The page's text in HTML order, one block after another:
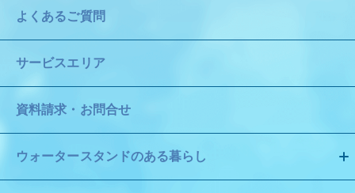
よくあるご質問
サービスエリア
資料請求・お問合せ
ウォータースタンドのある暮らし